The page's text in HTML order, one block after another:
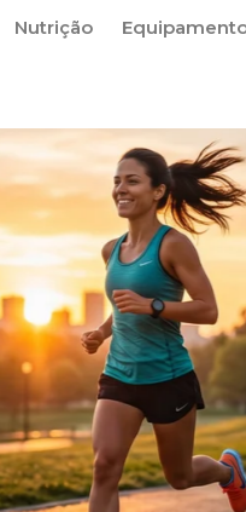
Nutrição